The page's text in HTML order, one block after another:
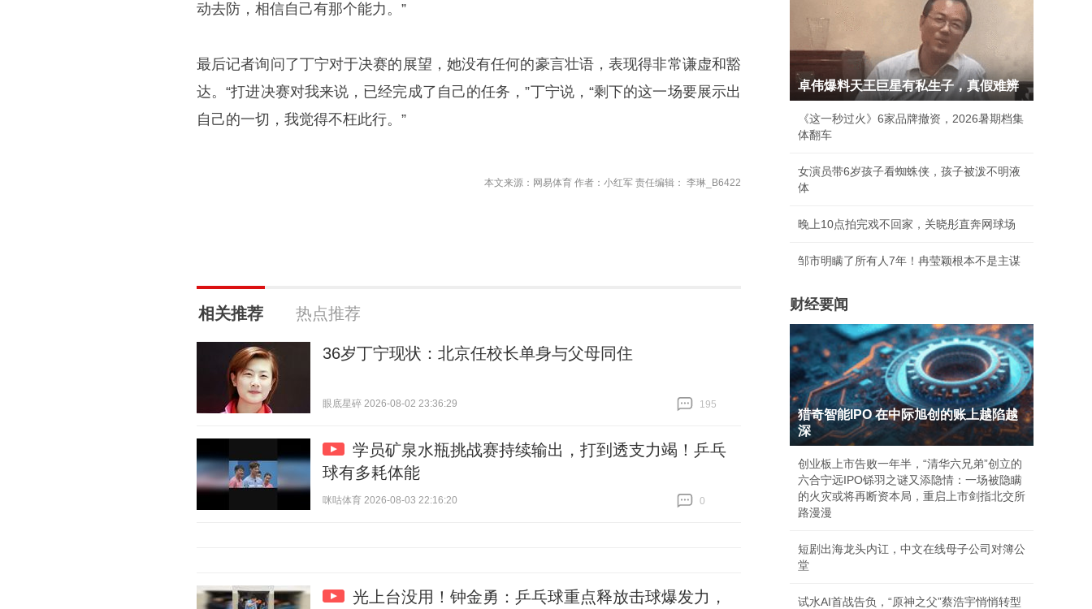
动去防，相信自己有那个能力。”
最后记者询问了丁宁对于决赛的展望，她没有任何的豪言壮语，表现得非常谦虚和豁
达。“打进决赛对我来说，已经完成了自己的任务，”丁宁说，“剩下的这一场要展示出
自己的一切，我觉得不枉此行。”
本文来源：网易体育 作者：小红军 责任编辑： 李琳_B6422
相关推荐 热点推荐
36岁丁宁现状：北京任校长单身与父母同住
眼底星碎 2026-08-02 23:36:29
195
学员矿泉水瓶挑战赛持续输出，打到透支力竭！乒乓
球有多耗体能
咪咕体育 2026-08-03 22:16:20
0
光上台没用！钟金勇：乒乓球重点释放击球爆发力，
卓伟爆料天王巨星有私生子，真假难辨
《这一秒过火》6家品牌撤资，2026暑期档集
体翻车
女演员带6岁孩子看蜘蛛侠，孩子被泼不明液
体
晚上10点拍完戏不回家，关晓彤直奔网球场
邹市明瞒了所有人7年！冉莹颖根本不是主谋
财经要闻
猎奇智能IPO 在中际旭创的账上越陷越
深
创业板上市告败一年半，“清华六兄弟”创立的
六合宁远IPO铩羽之谜又添隐情：一场被隐瞒
的火灾或将再断资本局，重启上市剑指北交所
路漫漫
短剧出海龙头内讧，中文在线母子公司对簿公
堂
试水AI首战告负，“原神之父”蔡浩宇悄悄转型